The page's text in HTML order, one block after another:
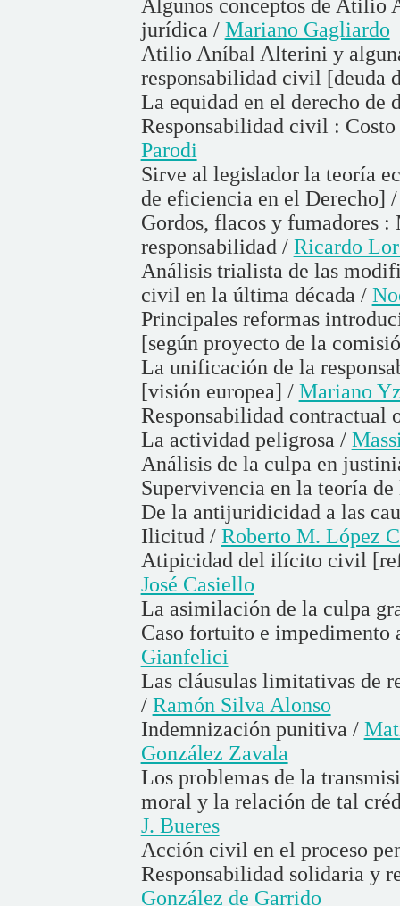
Algunos conceptos de Atilio
jurídica / Mariano Gagliardo
Atilio Aníbal Alterini y
responsabilidad civil [deuda
La equidad en el derecho de
Responsabilidad civil :
Parodi
Sirve al legislador la teoría
de eficiencia en el Derecho]
Gordos, flacos y fumadores
responsabilidad / Ricardo
Análisis trialista de las
civil en la última década /
Principales reformas
[según proyecto de la
La unificación de la
[visión europea] / Mariano
Responsabilidad contractual
La actividad peligrosa /
Análisis de la culpa en
Supervivencia en la teoría
De la antijuridicidad a las
Ilicitud / Roberto M. López
Atipicidad del ilícito civil
José Casiello
La asimilación de la culpa
Caso fortuito e
Gianfelici
Las cláusulas limitativas de
/ Ramón Silva Alonso
Indemnización punitiva /
González Zavala
Los problemas de la
moral y la relación de tal
J. Bueres
Acción civil en el proceso
Responsabilidad solidaria y
González de Garrido